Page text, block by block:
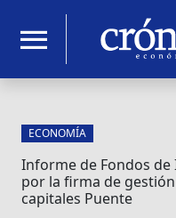
menu
ECONOMÍA
Informe de Fondos
por la firma de
capitales Puente